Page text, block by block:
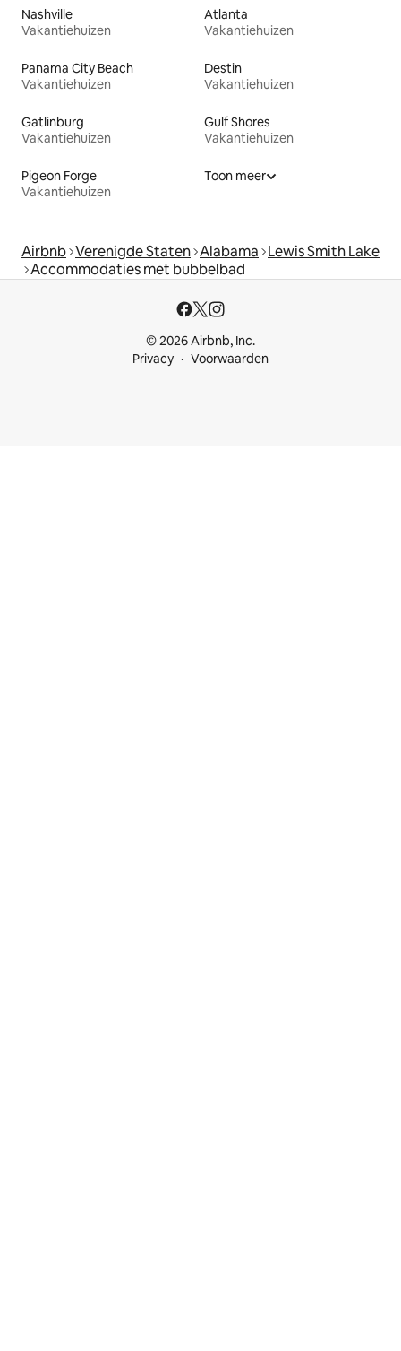
Nashville
Vakantiehuizen
Atlanta
Vakantiehuizen
Panama City Beach
Vakantiehuizen
Destin
Vakantiehuizen
Gatlinburg
Vakantiehuizen
Gulf Shores
Vakantiehuizen
Pigeon Forge
Vakantiehuizen
Toon meer
Airbnb Verenigde Staten Alabama Lewis Smith Lake
Accommodaties met bubbelbad
© 2026 Airbnb, Inc.
Privacy
Voorwaarden